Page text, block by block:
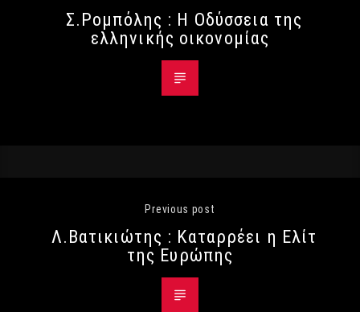
Σ.Ρομπόλης : Η Οδύσσεια της
ελληνικής οικονομίας
Previous post
Λ.Βατικιώτης : Καταρρέει η Ελίτ
της Ευρώπης